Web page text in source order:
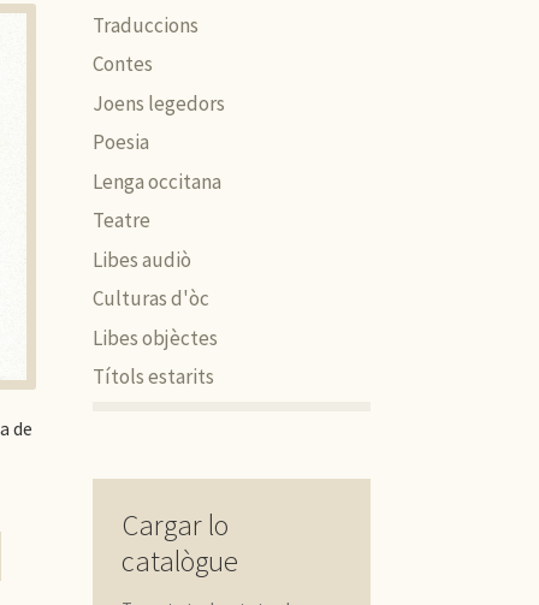
de
Traduccions
Contes
Joens legedors
Poesia
Lenga occitana
Teatre
Libes audiò
Culturas d'òc
Libes objèctes
Títols estarits
Cargar lo
catalògue